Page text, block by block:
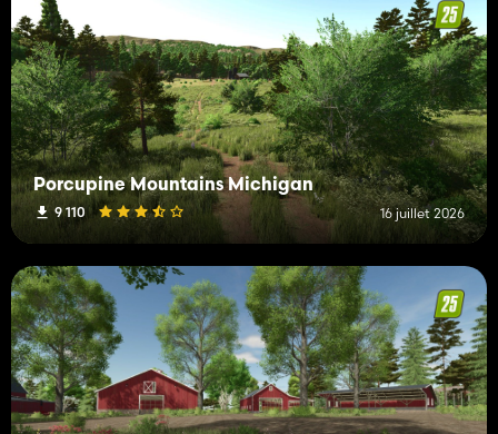
Porcupine Mountains Michigan
9 110 16 juillet 2026